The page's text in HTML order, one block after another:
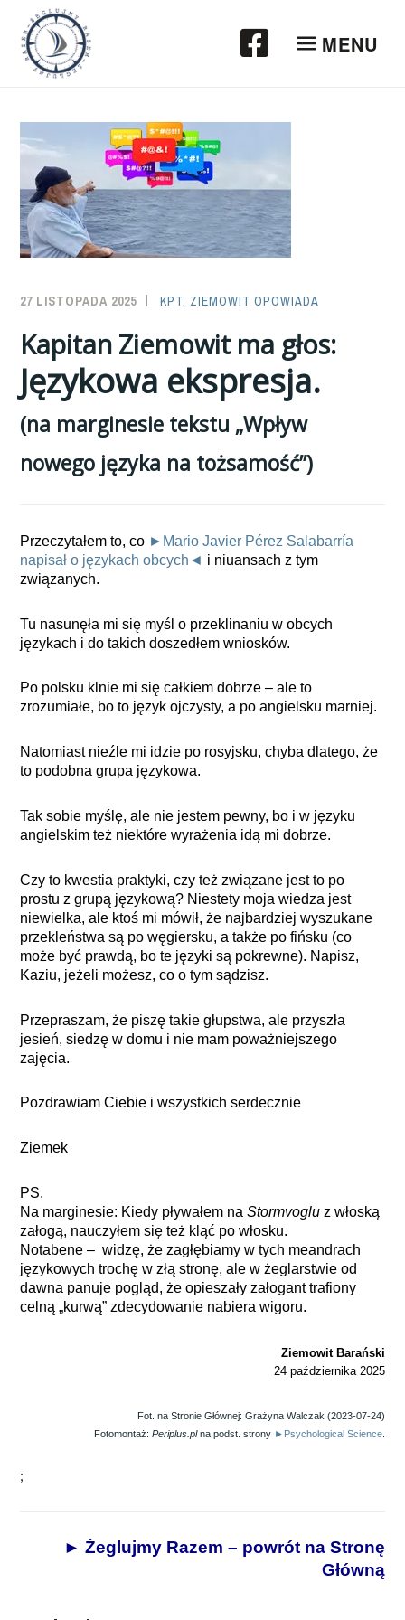
Przeskocz
treści
MENU
27 LISTOPADA 2025
SAILOR-
KPT. ZIEMOWIT OPOWIADA
Kapitan Ziemowit ma głos:
Językowa ekspresja.
(na marginesie tekstu „Wpływ
nowego języka na tożsamość”)
Przeczytałem to, co ►Mario Javier Pérez Salabarría
napisał o językach obcych◄ i niuansach z tym
związanych.
Tu nasunęła mi się myśl o przeklinaniu w obcych
językach i do takich doszedłem wniosków.
Po polsku klnie mi się całkiem dobrze – ale to
zrozumiałe, bo to język ojczysty, a po angielsku marniej.
Natomiast nieźle mi idzie po rosyjsku, chyba dlatego, że
to podobna grupa językowa.
Tak sobie myślę, ale nie jestem pewny, bo i w języku
angielskim też niektóre wyrażenia idą mi dobrze.
Czy to kwestia praktyki, czy też związane jest to po
prostu z grupą językową? Niestety moja wiedza jest
niewielka, ale ktoś mi mówił, że najbardziej wyszukane
przekleństwa są po węgiersku, a także po fińsku (co
może być prawdą, bo te języki są pokrewne). Napisz,
Kaziu, jeżeli możesz, co o tym sądzisz.
Przepraszam, że piszę takie głupstwa, ale przyszła
jesień, siedzę w domu i nie mam poważniejszego
zajęcia.
Pozdrawiam Ciebie i wszystkich serdecznie
Ziemek
PS.
Na marginesie: Kiedy pływałem naStormvoglu z włoską
załogą, nauczyłem się też kląć po włosku.
Notabene – widzę, że zagłębiamy w tych meandrach
językowychtrochę w złą stronę, ale w żeglarstwie od
dawna panuje pogląd,że opieszały załogant trafiony
celną „kurwą” zdecydowanie nabiera wigoru.
Ziemowit Barański
24 października 2025
Fot. na Stronie Głównej: Grażyna Walczak (2023-07-24)
Fotomontaż: Periplus.plna podst. strony ►Psychological Science.
;
► Żeglujmy Razem – powrót na Stronę
Główną